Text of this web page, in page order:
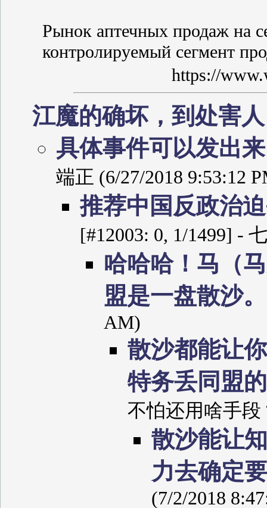
Рынок аптечных продаж на
контролируемый сегмент
https://
江魔的确坏，到处害
具体事件可以发出
端正 (6/27/2018 9:53:12
推荐中国反政治
[#12003: 0, 1/1499] -
哈哈哈！马（
盟是一盘散沙
AM)
散沙都能让
特务丢同盟
不怕还用啥手段
散沙能让
力去确定
(7/2/2018